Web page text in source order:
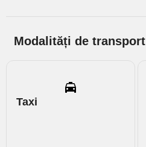
Modalități de transport
Taxi